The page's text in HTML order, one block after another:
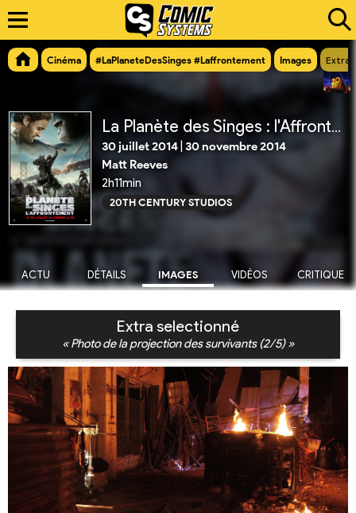
Cinéma #LaPlaneteDesSinges #Laffrontement Images Extra
La Planète des Singes : l'Affrontement
30 juillet 2014 30 novembre 2014
Matt Reeves
2h11min
20TH CENTURY STUDIOS
ACTU DÉTAILS IMAGES VIDÉOS CRITIQUE
Extra selectionné
« Photo de la projection des survivants (2/5) »